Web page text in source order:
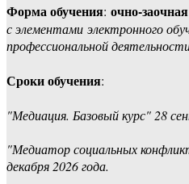
Форма обучения: очно-
с элементами электронного
профессиональной
Сроки обучения:
"Медиация. Базовый курс" 28
"Медиатор социальных
декабря 2026 года.